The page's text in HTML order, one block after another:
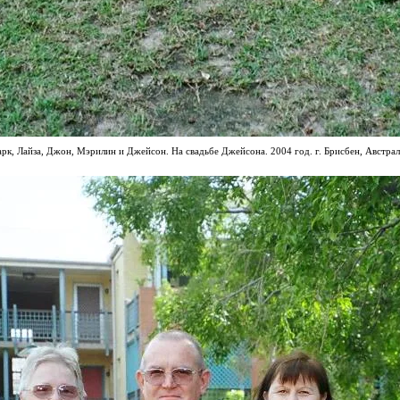
Лайза, Джон, Мэрилин и Джейсон. На свадьбе Джейсона. 2004 год г. Брисбен,